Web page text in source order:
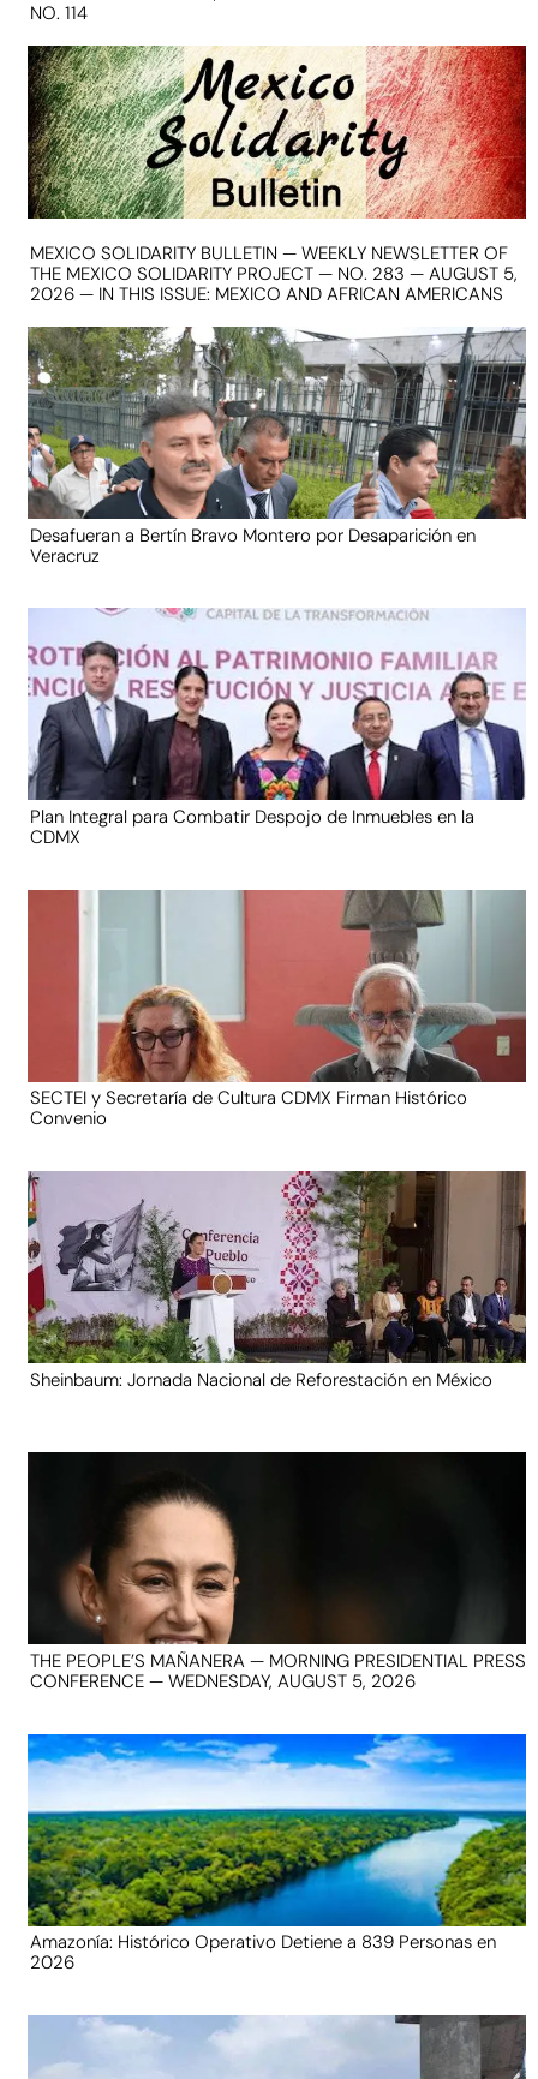
NO. 114
MEXICO SOLIDARITY BULLETIN — WEEKLY NEWSLETTER OF
THE MEXICO SOLIDARITY PROJECT — NO. 283 — AUGUST 5,
2026 — IN THIS ISSUE: MEXICO AND AFRICAN AMERICANS
Desafueran a Bertín Bravo Montero por Desaparición en
Veracruz
Plan Integral para Combatir Despojo de Inmuebles en la
CDMX
SECTEI y Secretaría de Cultura CDMX Firman Histórico
Convenio
Sheinbaum: Jornada Nacional de Reforestación en México
THE PEOPLE’S MAÑANERA — MORNING PRESIDENTIAL PRESS
CONFERENCE — WEDNESDAY, AUGUST 5, 2026
Amazonía: Histórico Operativo Detiene a 839 Personas en
2026